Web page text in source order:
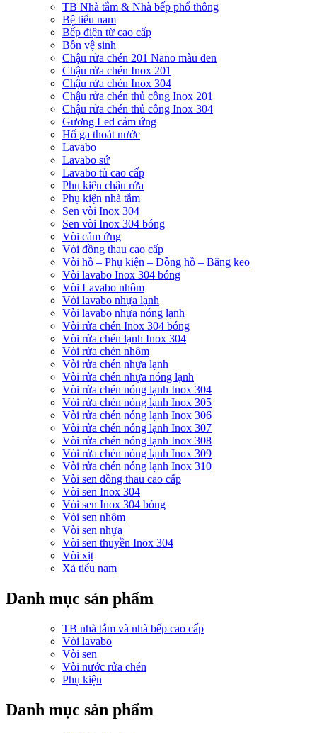
TB Nhà tắm & Nhà bếp phổ thông
Bệ tiểu nam
Bếp điện từ cao cấp
Bồn vệ sinh
Chậu rửa chén 201 Nano màu đen
Chậu rửa chén Inox 201
Chậu rửa chén Inox 304
Chậu rửa chén thủ công Inox 201
Chậu rửa chén thủ công Inox 304
Gương Led cảm ứng
Hố ga thoát nước
Lavabo
Lavabo sứ
Lavabo tủ cao cấp
Phụ kiện chậu rửa
Phụ kiện nhà tắm
Sen vòi Inox 304
Sen vòi Inox 304 bóng
Vòi cảm ứng
Vòi đồng thau cao cấp
Vòi hồ – Phụ kiện – Đồng hồ – Băng keo
Vòi lavabo Inox 304 bóng
Vòi Lavabo nhôm
Vòi lavabo nhựa lạnh
Vòi lavabo nhựa nóng lạnh
Vòi rửa chén Inox 304 bóng
Vòi rửa chén lạnh Inox 304
Vòi rửa chén nhôm
Vòi rửa chén nhựa lạnh
Vòi rửa chén nhựa nóng lạnh
Vòi rửa chén nóng lạnh Inox 304
Vòi rửa chén nóng lạnh Inox 305
Vòi rửa chén nóng lạnh Inox 306
Vòi rửa chén nóng lạnh Inox 307
Vòi rửa chén nóng lạnh Inox 308
Vòi rửa chén nóng lạnh Inox 309
Vòi rửa chén nóng lạnh Inox 310
Vòi sen đồng thau cao cấp
Vòi sen Inox 304
Vòi sen Inox 304 bóng
Vòi sen nhôm
Vòi sen nhựa
Vòi sen thuyền Inox 304
Vòi xịt
Xả tiểu nam
Danh mục sản phẩm
TB nhà tắm và nhà bếp cao cấp
Vòi lavabo
Vòi sen
Vòi nước rửa chén
Phụ kiện
Danh mục sản phẩm